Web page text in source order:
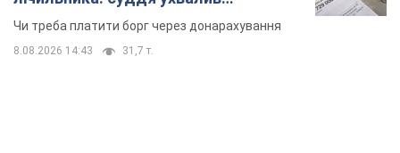
неочікуване рішення
Чи треба платити борг через донарахування
8.08.2026 14:43 31,7 т.